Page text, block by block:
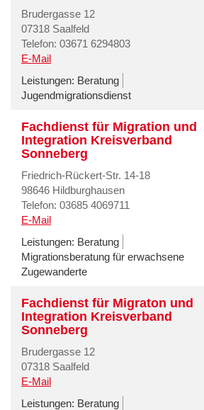
Brudergasse 12
07318 Saalfeld
Telefon: 03671 6294803
E-Mail
Leistungen: Beratung
Jugendmigrationsdienst
Fachdienst für Migration und
Integration Kreisverband
Sonneberg
Friedrich-Rückert-Str. 14-18
98646 Hildburghausen
Telefon: 03685 4069711
E-Mail
Leistungen: Beratung
Migrationsberatung für erwachsene
Zugewanderte
Fachdienst für Migraton und
Integration Kreisverband
Sonneberg
Brudergasse 12
07318 Saalfeld
E-Mail
Leistungen: Beratung